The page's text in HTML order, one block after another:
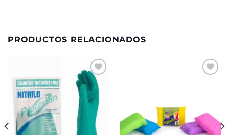
PRODUCTOS RELACIONADOS
Añadir
a la
lista de
deseos